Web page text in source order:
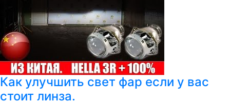
Как улучшить свет фар если у вас
стоит линза.